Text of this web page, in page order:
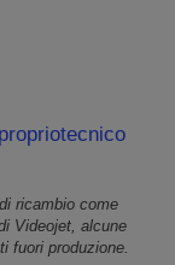
ricambio come
Videojet, alcune
fuori produzione.